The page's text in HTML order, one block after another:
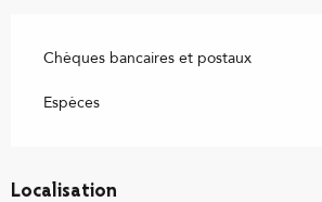
Chèques bancaires et postaux
Espèces
Localisation